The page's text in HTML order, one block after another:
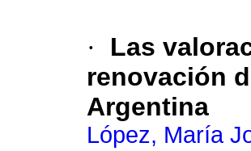
·
Las
renovación
Argentina
López, María